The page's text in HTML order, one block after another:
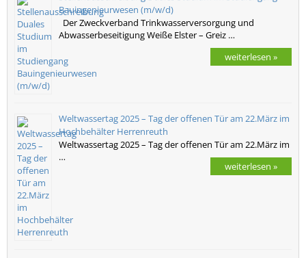
Bauingenieurwesen (m/w/d)
Der Zweckverband Trinkwasserversorgung und
Abwasserbeseitigung Weiße Elster – Greiz …
weiterlesen »
Weltwassertag 2025 – Tag der offenen Tür am 22.März im
Hochbehälter Herrenreuth
Weltwassertag 2025 – Tag der offenen Tür am 22.März im
…
weiterlesen »